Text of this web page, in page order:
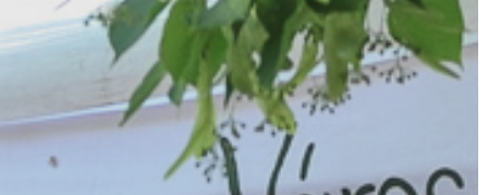
LAKOSSÁGI
INFORMÁCIÓK
HASZNOS